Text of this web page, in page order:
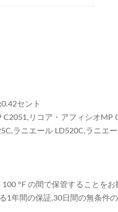
0.42セント
C2051,リコア・アフィシオ
ラニエール LD520C,ラニエ
100 °F の間で保管することをお
1年間の保証,30日間の無条件